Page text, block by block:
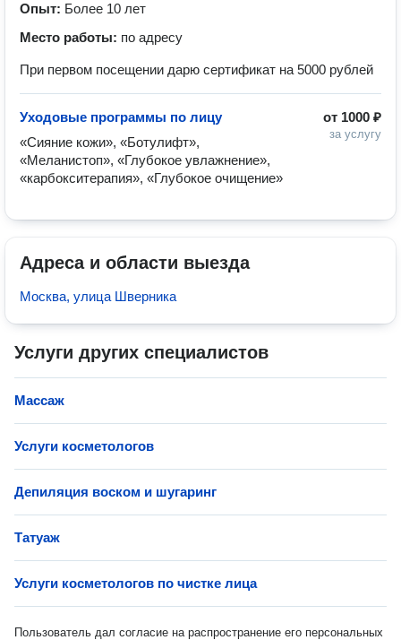
Опыт: Более 10 лет
Место работы: по адресу
При первом посещении дарю сертификат на 5000 рублей
от 1000 ₽
за услугу
Уходовые программы по лицу
«Сияние кожи», «Ботулифт»,
«Меланистоп», «Глубокое увлажнение»,
«карбокситерапия», «Глубокое очищение»
Адреса и области выезда
Москва, улица Шверника
Услуги других специалистов
Массаж
Услуги косметологов
Депиляция воском и шугаринг
Татуаж
Услуги косметологов по чистке лица
Пользователь дал согласие на распространение его персональных